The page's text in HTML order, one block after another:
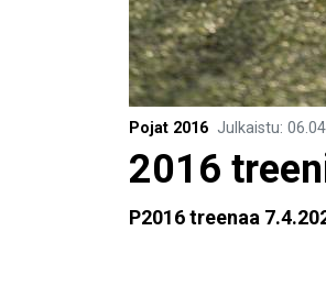
Pojat 2016 Julkaistu:
2016
P2016 treenaa